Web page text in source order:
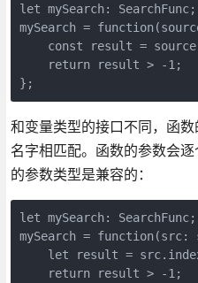
let mySearch: SearchFunc;
mySearch =
const result =
    return result > -1;
};
和变量类型的接口不同，函
名字相匹配。函数的参数会
的参数类型是兼容的：
let mySearch: SearchFunc;
mySearch =
let result =
    return result > -1;